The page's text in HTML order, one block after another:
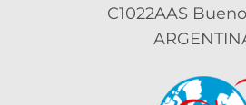
C1022AAS